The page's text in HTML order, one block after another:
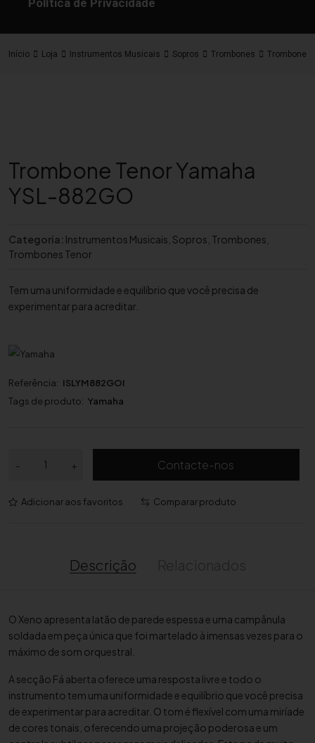
Política de Privacidade
Início Loja Instrumentos Musicais Sopros Trombones Trombones
Trombone Tenor Yamaha
YSL-882GO
Categoria: Instrumentos Musicais Sopros Trombones
Trombones Tenor
Tem uma uniformidade e equilíbrio que você precisa de
experimentar para acreditar.
Referência: ISLYM882GOI
Tags de produto: Yamaha
-
n
d
e
T
r
o
m
b
+ Contacte-nos
Adicionar aos favoritos Comparar produto
Descrição
O Xeno apresenta latão de parede espessa e uma campânula
soldada em peça única que foi martelado à imensas vezes para o
máximo de som orquestral.
A secção Fá aberta oferece uma resposta livre e todo o
instrumento tem uma uniformidade e equilíbrio que você precisa
de experimentar para acreditar. O tom é flexível com uma miríade
de cores tonais, oferecendo uma projeção poderosa e um